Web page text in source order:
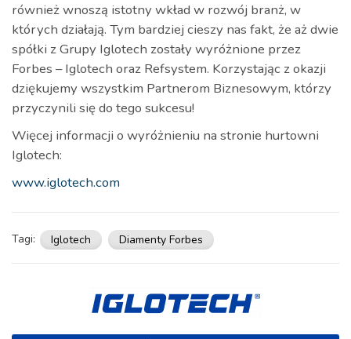
również wnoszą istotny wkład w rozwój branż, w
których działają. Tym bardziej cieszy nas fakt, że aż dwie
spółki z Grupy Iglotech zostały wyróżnione przez
Forbes – Iglotech oraz Refsystem. Korzystając z okazji
dziękujemy wszystkim Partnerom Biznesowym, którzy
przyczynili się do tego sukcesu!
Więcej informacji o wyróżnieniu na stronie hurtowni
Iglotech:
www.iglotech.com
Tagi: Iglotech Diamenty Forbes